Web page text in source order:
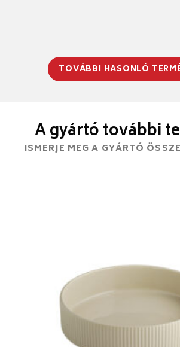
TOVÁBBI HASONLÓ
A gyártó további
ISMERJE MEG A GYÁRTÓ